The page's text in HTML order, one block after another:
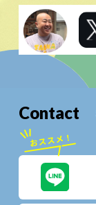
Contact